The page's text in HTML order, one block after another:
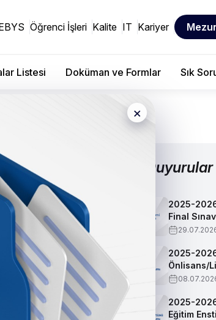
Öğrenci İşleri Kalite IT Kariyer
Listesi Doküman ve Formlar Sık
×
Diğer Duyurular
2025-
Final
2025-
Önlisans/
Sınav
2025-
Eğitim